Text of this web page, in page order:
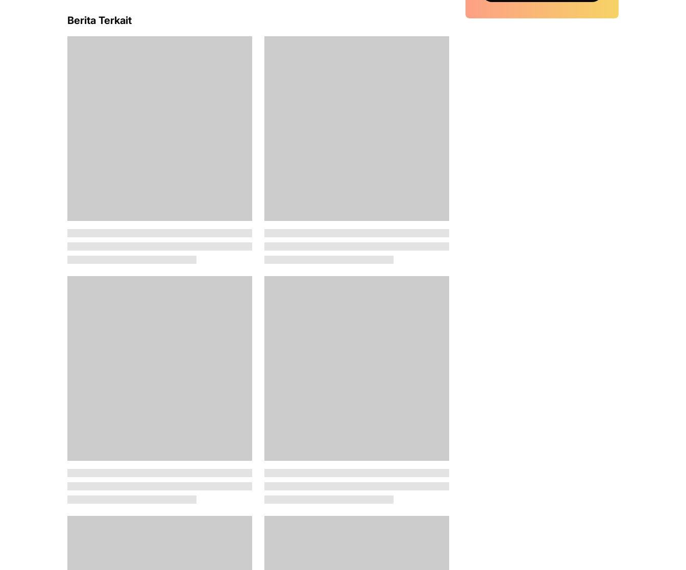
Berita Terkait